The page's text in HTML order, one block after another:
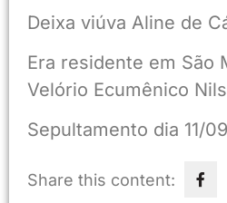
Deixa viúva Aline de
Era residente em São
Velório Ecumênico
Sepultamento dia 11/
Share this content: